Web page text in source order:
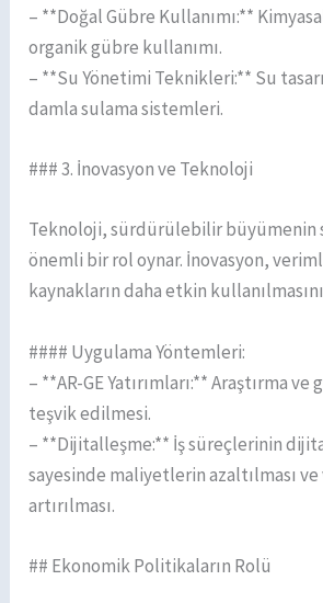
– **Doğal Gübre Kullanımı:**
organik gübre kullanımı.
– **Su Yönetimi Teknikleri:** Su
damla sulama sistemleri.
### 3. İnovasyon ve Teknoloji
Teknoloji, sürdürülebilir büyümenin
önemli bir rol oynar. İnovasyon,
kaynakların daha etkin
#### Uygulama Yöntemleri:
– **AR-GE Yatırımları:** Araştırma
teşvik edilmesi.
– **Dijitalleşme:** İş süreçlerinin
sayesinde maliyetlerin azaltılması
artırılması.
## Ekonomik Politikaların Rolü